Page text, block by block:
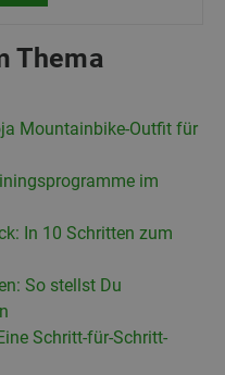
Thema
Mountainbike-Outfit für
im
In 10 Schritten zum
So stellst Du
Schritt-für-Schritt-